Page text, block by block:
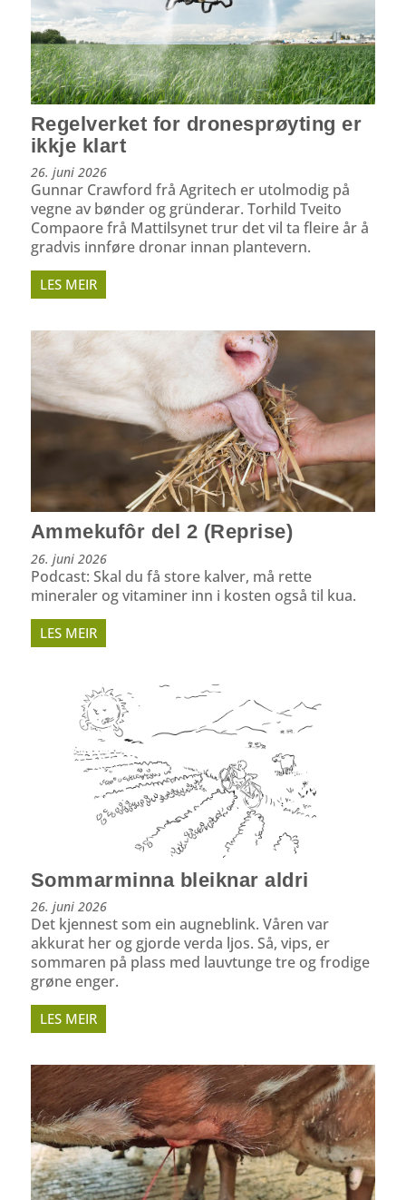
Regelverket for dronesprøyting er
ikkje klart
26. juni 2026
Gunnar Crawford frå Agritech er utolmodig på
vegne av bønder og gründerar. Torhild Tveito
Compaore frå Mattilsynet trur det vil ta fleire år å
gradvis innføre dronar innan plantevern.
LES MEIR
Ammekufôr del 2 (Reprise)
26. juni 2026
Podcast: Skal du få store kalver, må rette
mineraler og vitaminer inn i kosten også til kua.
LES MEIR
Sommarminna bleiknar aldri
26. juni 2026
Det kjennest som ein augneblink. Våren var
akkurat her og gjorde verda ljos. Så, vips, er
sommaren på plass med lauvtunge tre og frodige
grøne enger.
LES MEIR